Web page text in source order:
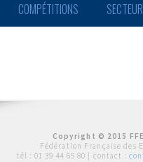
COMPÉTITIONS
Copyright © 2015
Fédération Française des
tél : 01 39 44 65 80 | contact :